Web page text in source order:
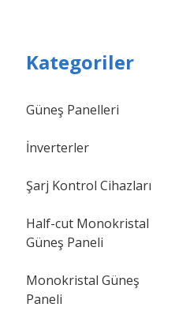
Kategoriler
Güneş Panelleri
İnverterler
Şarj Kontrol Cihazları
Half-cut Monokristal
Güneş Paneli
Monokristal Güneş
Paneli